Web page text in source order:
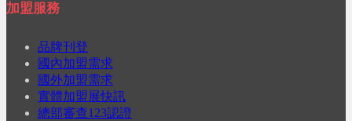
加盟服務
品牌刊登
國內加盟需求
國外加盟需求
實體加盟展快訊
總部審查123認證